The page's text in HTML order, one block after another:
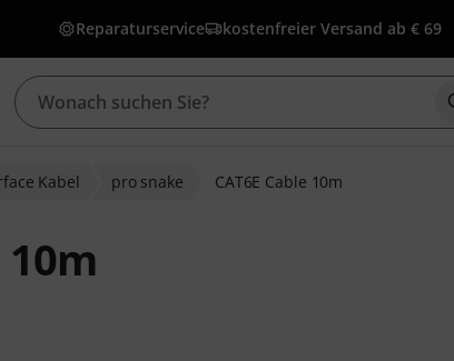
Reparaturservice kostenfreier Versand ab € 69
Kabel pro snake CAT6E Cable 10m
10m